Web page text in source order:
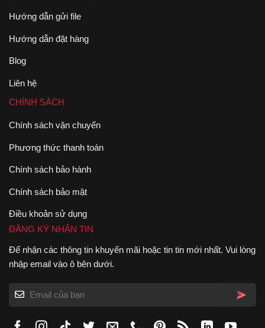
Hướng dẫn gửi file
Hướng dẫn đặt hàng
Blog
Liên hệ
CHÍNH SÁCH
Chính sách vận chuyển
Phương thức thanh toán
Chính sách bảo hành
Chính sách bảo mật
Điều khoản sử dụng
ĐĂNG KÝ NHẬN TIN
Để nhận các thông tin khuyến mãi hoặc tin tin mới nhất. Vui lòng
nhập email vào ô bên dưới.